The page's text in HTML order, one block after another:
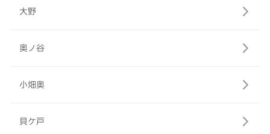
大野
奥ノ谷
小畑奥
貝ケ戸